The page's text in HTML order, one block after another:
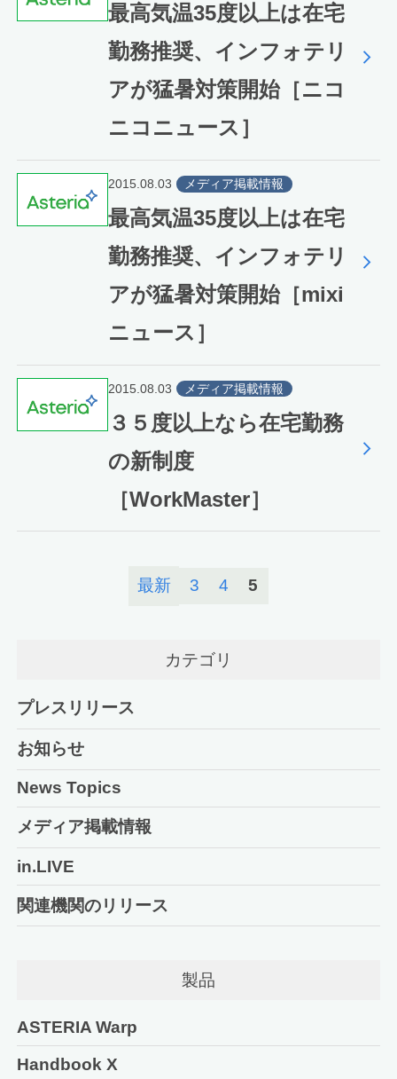
最高気温35度以上は在宅
勤務推奨、インフォテリ
アが猛暑対策開始［ニコ
ニコニュース］
2015.08.03 メディア掲載情報
最高気温35度以上は在宅
勤務推奨、インフォテリ
アが猛暑対策開始［mixi
ニュース］
2015.08.03 メディア掲載情報
３５度以上なら在宅勤務
の新制度
［WorkMaster］
最新 3 4 5
カテゴリ
プレスリリース
お知らせ
News Topics
メディア掲載情報
in.LIVE
関連機関のリリース
製品
ASTERIA Warp
Handbook X